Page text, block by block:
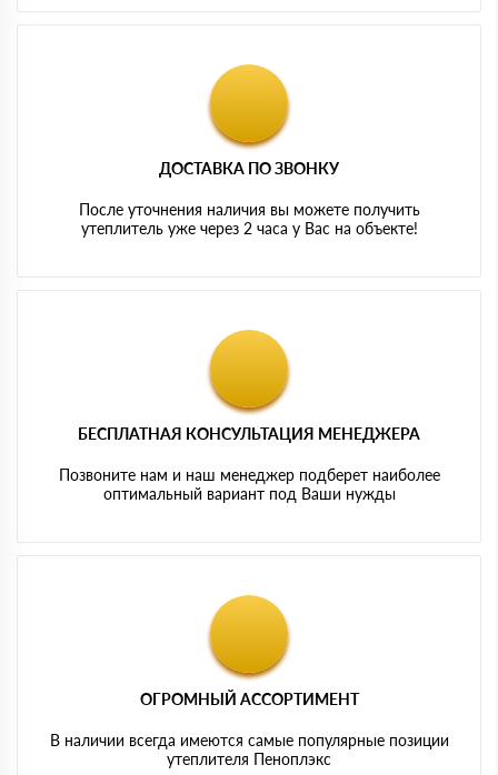
ДОСТАВКА ПО ЗВОНКУ
После уточнения наличия вы можете получить
утеплитель уже через 2 часа у Вас на объекте!
БЕСПЛАТНАЯ КОНСУЛЬТАЦИЯ МЕНЕДЖЕРА
Позвоните нам и наш менеджер подберет наиболее
оптимальный вариант под Ваши нужды
ОГРОМНЫЙ АССОРТИМЕНТ
В наличии всегда имеются самые популярные позиции
утеплителя Пеноплэкс